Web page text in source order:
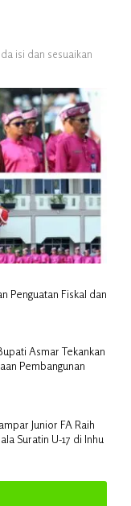
isi dan sesuaikan
Penguatan Fiskal dan
Asmar Tekankan
Pembangunan
Junior FA Raih
Suratin U-17 di Inhu